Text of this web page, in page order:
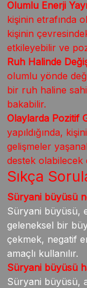
Olumlu Enerji
kişinin etrafında
kişinin
etkileyebilir ve
Ruh Halinde
olumlu yönde
bir ruh haline
bakabilir.
Olaylarda Pozitif
yapıldığında,
gelişmeler
destek olabilecek
Sıkça
Süryani büyüsü
Süryani büyüsü,
geleneksel bir
çekmek, negatif
amaçlı kullanılır.
Süryani büyüsü
Süryani büyüsü,